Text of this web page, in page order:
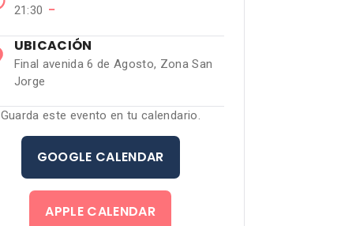
21:30 −
UBICACIÓN
Final avenida 6 de Agosto, Zona San
Jorge
Guarda este evento en tu calendario.
GOOGLE CALENDAR
APPLE CALENDAR